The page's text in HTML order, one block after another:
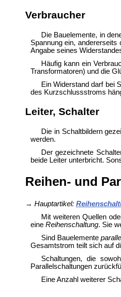
Verbraucher
Die Bauelemente, in
Spannung ein,
Angabe seines
Häufig kann ein
Transformatoren) und die
Ein Widerstand darf bei
des Kurzschlussstroms
Leiter, Schalter
Die in Schaltbildern
werden.
Der gezeichnete
beide Leiter unterbricht.
Reihen- und
→ Hauptartikel:
Mit weiteren Quellen
eine Reihenschaltung. Sie
Sind Bauelemente
Gesamtstrom teilt sich auf
Schaltungen, die
Parallelschaltungen
Eine Anzahl weiterer